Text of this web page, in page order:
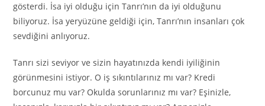
gösterdi. İsa iyi olduğu için Tanrı’nın da iyi olduğunu
biliyoruz. İsa yeryüzüne geldiği için, Tanrı’nın insanları çok
sevdiğini anlıyoruz.
Tanrı sizi seviyor ve sizin hayatınızda kendi iyiliğinin
görünmesini istiyor. O iş sıkıntılarınız mı var? Kredi
borcunuz mu var? Okulda sorunlarınız mı var? Eşinizle,